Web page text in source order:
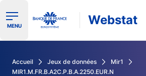
Ouvrir le menu de navigation
MENU Webstat
Accueil Jeux de données
Mir1
MIR1.M.FR.B.A2C.P.B.A.2250.EUR.N